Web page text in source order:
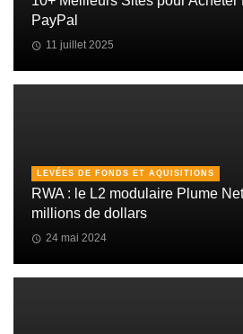
PayPal
11 juillet 2025
LEVÉES DE FONDS ET AQUISITIONS
RWA : le L2 modulaire Plume
millions de dollars
24 mai 2024